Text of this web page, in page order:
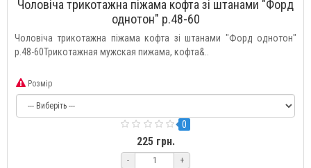
Чоловіча трикотажна піжама кофта зі штанами "Форд
однотон" р.48-60
Чоловіча трикотажна піжама кофта зі штанами "Форд однотон"
р.48-60Трикотажная мужская пижама, кофта&..
Розмір
0
225 грн.
- +